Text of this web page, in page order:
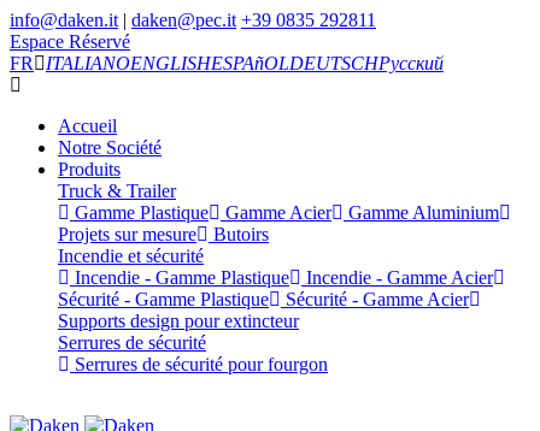
info@daken.it | daken@pec.it +39 0835 292811
Espace Réservé
FR
ITALIANOENGLISHESPAñOLDEUTSCHРусский
Accueil
Notre Société
Produits
Truck & Trailer
Gamme Plastique
Gamme Acier
Gamme Aluminium
Projets sur mesure
Butoirs
Incendie et sécurité
Incendie - Gamme Plastique
Incendie - Gamme Acier
Sécurité - Gamme Plastique
Sécurité - Gamme Acier
Supports design pour extincteur
Serrures de sécurité
Serrures de sécurité pour fourgon